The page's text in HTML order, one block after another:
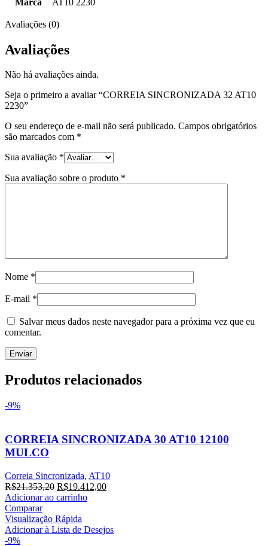
Avaliações (0)
Avaliações
Não há avaliações ainda.
Seja o primeiro a avaliar “CORREIA SINCRONIZADA 32 AT10
2230”
O seu endereço de e-mail não será publicado. Campos obrigatórios
são marcados com *
Sua avaliação *
Sua avaliação sobre o produto *
Nome *
E-mail *
Salvar meus dados neste navegador para a próxima vez que eu
comentar.
Produtos relacionados
-9%
CORREIA SINCRONIZADA 30 AT10 12100
MULCO
Correia Sincronizada, AT10
R$21.353,20 O
preço
era:
R$21.353,20.
R$19.412,00O
R$19.412,00.
Adicionar ao carrinho
Comparar
Visualização Rápida
Adicionar à Lista de Desejos
-9%